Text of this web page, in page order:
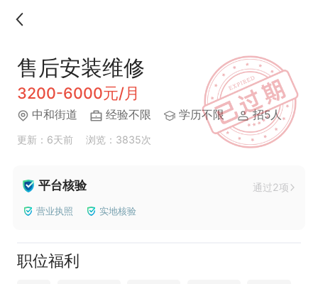
售后安装维修
3200-6000元/月
中和街道 经验不限 学历不限 招5人
更新：6天前 浏览：3835次
平台核验 通过2项
营业执照 实地核验
职位福利